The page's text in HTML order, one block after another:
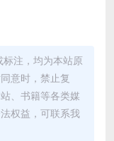
注，均为本站原
意时，禁止复
、书籍等各类媒
权益，可联系我